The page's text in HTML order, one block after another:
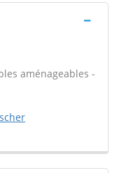
aménageables -